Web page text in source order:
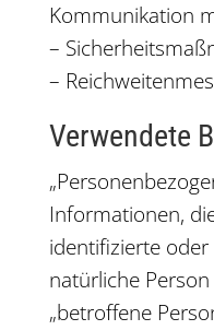
Kommunikation
–
–
Verwendete
Informationen,
identifizierte
natürliche
„betroffene